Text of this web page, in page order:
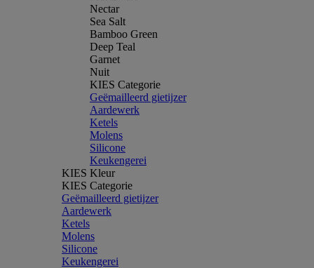
Nectar
Sea Salt
Bamboo Green
Deep Teal
Garnet
Nuit
KIES Categorie
Geëmailleerd gietijzer
Aardewerk
Ketels
Molens
Silicone
Keukengerei
KIES Kleur
KIES Categorie
Geëmailleerd gietijzer
Aardewerk
Ketels
Molens
Silicone
Keukengerei